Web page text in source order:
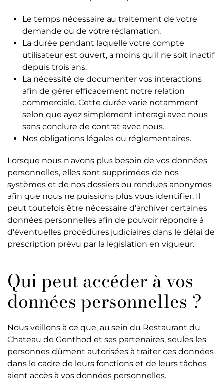
Le temps nécessaire au traitement de votre
demande ou de votre réclamation.
La durée pendant laquelle votre compte
utilisateur est ouvert, à moins qu'il ne soit inactif
depuis trois ans.
La nécessité de documenter vos interactions
afin de gérer efficacement notre relation
commerciale. Cette durée varie notamment
selon que ayez simplement interagi avec nous
sans conclure de contrat avec nous.
Nos obligations légales ou réglementaires.
Lorsque nous n'avons plus besoin de vos données
personnelles, elles sont supprimées de nos
systèmes et de nos dossiers ou rendues anonymes
afin que nous ne puissions plus vous identifier. Il
peut toutefois être nécessaire d'archiver certaines
données personnelles afin de pouvoir répondre à
d'éventuelles procédures judiciaires dans le délai de
prescription prévu par la législation en vigueur.
Qui peut accéder à vos
données personnelles ?
Nous veillons à ce que, au sein du Restaurant du
Chateau de Genthod et ses partenaires, seules les
personnes dûment autorisées à traiter ces données
dans le cadre de leurs fonctions et de leurs tâches
aient accès à vos données personnelles.